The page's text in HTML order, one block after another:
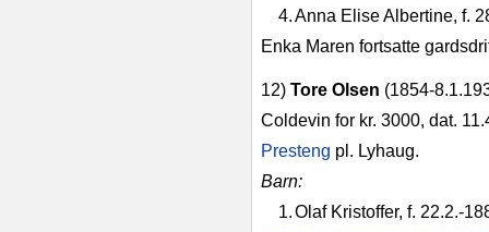
4.Anna Elise Albertine, f.
Enka Maren fortsatte
12) Tore Olsen
Coldevin for kr. 3000, dat.
Presteng pl. Lyhaug.
Barn:
1.Olaf Kristoffer, f.